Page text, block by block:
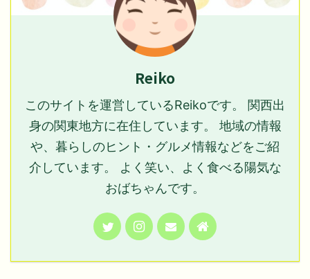
Reiko
このサイトを運営しているReikoです。 関西出
身の関東地方に在住しています。 地域の情報
や、暮らしのヒント・グルメ情報などをご紹
介しています。 よく笑い、よく食べる陽気な
おばちゃんです。